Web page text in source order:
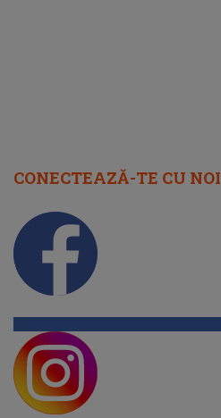
CONECTEAZĂ-TE CU NOI